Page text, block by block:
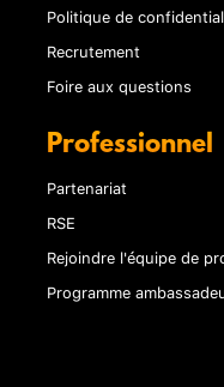
Politique de
Recrutement
Foire aux questions
Professionnel
Partenariat
RSE
Rejoindre l'équipe de
Programme